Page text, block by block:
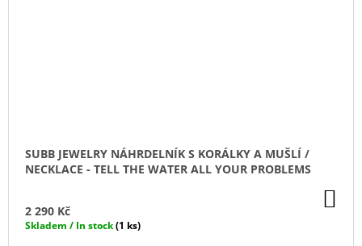
SUBB JEWELRY NÁHRDELNÍK S KORÁLKY A MUŠLÍ /
NECKLACE - TELL THE WATER ALL YOUR PROBLEMS
2 290 Kč
Skladem / In stock(1 ks)